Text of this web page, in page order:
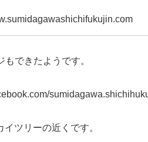
もできたようです。
ツリーの近くです。